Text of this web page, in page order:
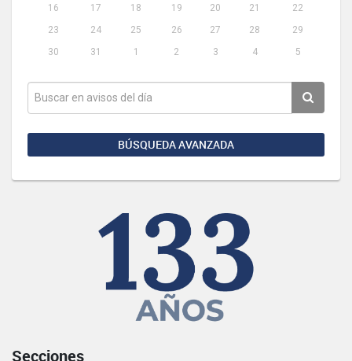
16
17 18 19 20 21
22
23
24 25 26 27 28
29
30
31 1 2 3 4 5
BÚSQUEDA AVANZADA
Secciones